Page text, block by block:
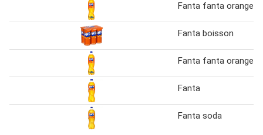
Fanta fanta orange
Fanta boisson
Fanta fanta orange
Fanta
Fanta soda